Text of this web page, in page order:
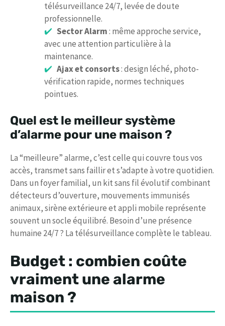
télésurveillance 24/7, levée de doute
professionnelle.
Sector Alarm: même approche service,
avec une attention particulière à la
maintenance.
Ajax et consorts: design léché, photo-
vérification rapide, normes techniques
pointues.
Quel est le meilleur système
d’alarme pour une maison ?
La “meilleure” alarme, c’est celle qui couvre tous vos
accès, transmet sans faillir et s’adapte à votre quotidien.
Dans un foyer familial, un kit sans fil évolutif combinant
détecteurs d’ouverture, mouvements immunisés
animaux, sirène extérieure et appli mobile représente
souvent un socle équilibré. Besoin d’une présence
humaine 24/7 ? La télésurveillance complète le tableau.
Budget : combien coûte
vraiment une alarme
maison ?